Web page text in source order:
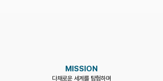
MISSION
다채로운 세계를 탐험하며